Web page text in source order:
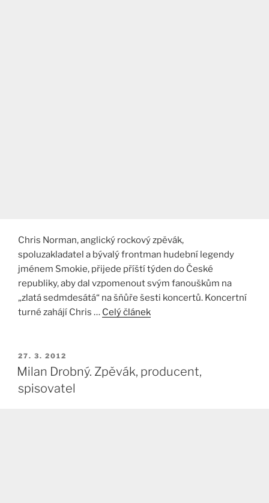
Chris Norman, anglický rockový zpěvák,
spoluzakladatel a bývalý frontman hudební legendy
jménem Smokie, přijede příští týden do České
republiky, aby dal vzpomenout svým fanouškům na
„zlatá sedmdesátá“ na šňůře šesti koncertů. Koncertní
turné zahájí Chris … Celý článek
PUBLIKOVÁNO
27. 3. 2012
Milan Drobný. Zpěvák, producent,
spisovatel